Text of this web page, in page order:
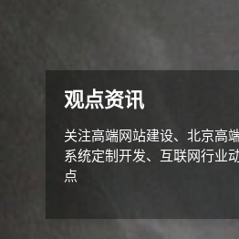
观点资讯
关注高端网站建设、北京高
系统定制开发、互联网行业
点